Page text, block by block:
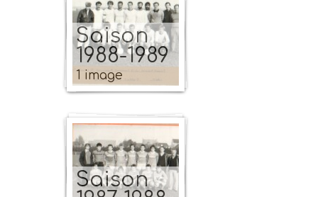
Saison
1988-1989
1 image
Saison